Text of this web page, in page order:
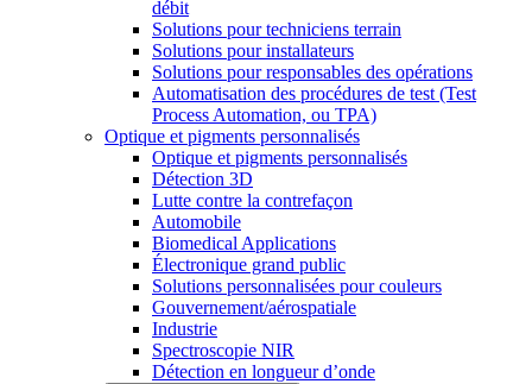
débit
Solutions pour techniciens terrain
Solutions pour installateurs
Solutions pour responsables des opérations
Automatisation des procédures de test (Test
Process Automation, ou TPA)
Optique et pigments personnalisés
Optique et pigments personnalisés
Détection 3D
Lutte contre la contrefaçon
Automobile
Biomedical Applications
Électronique grand public
Solutions personnalisées pour couleurs
Gouvernement/aérospatiale
Industrie
Spectroscopie NIR
Détection en longueur d’onde